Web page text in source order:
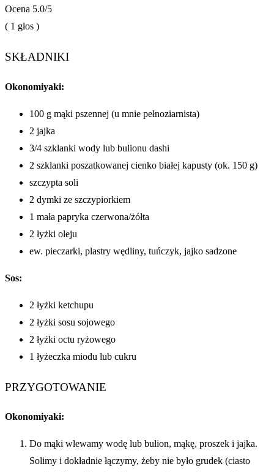
Ocena 5.0/5
( 1 głos )
SKŁADNIKI
Okonomiyaki:
100 g mąki pszennej (u mnie pełnoziarnista)
2 jajka
3/4 szklanki wody lub bulionu dashi
2 szklanki poszatkowanej cienko białej kapusty (ok. 150 g)
szczypta soli
2 dymki ze szczypiorkiem
1 mała papryka czerwona/żółta
2 łyżki oleju
ew. pieczarki, plastry wędliny, tuńczyk, jajko sadzone
Sos:
2 łyżki ketchupu
2 łyżki sosu sojowego
2 łyżki octu ryżowego
1 łyżeczka miodu lub cukru
PRZYGOTOWANIE
Okonomiyaki:
Do mąki wlewamy wodę lub bulion, mąkę, proszek i jajka.
Solimy i dokładnie łączymy, żeby nie było grudek (ciasto